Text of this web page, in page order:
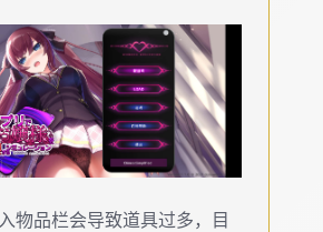
物品栏会导致道具过多，目